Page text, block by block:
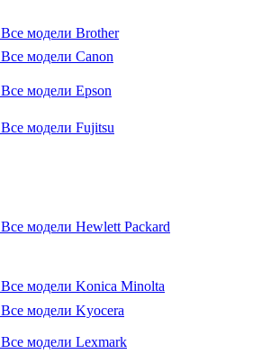
Все модели Brother
Все модели Canon
Все модели Epson
Все модели Fujitsu
Все модели Hewlett Packard
Все модели Konica Minolta
Все модели Kyocera
Все модели Lexmark